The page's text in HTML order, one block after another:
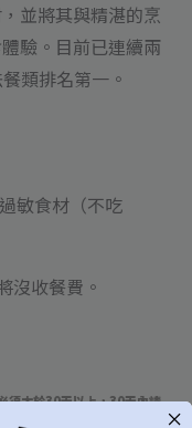
並將其與精湛的烹
驗。目前已連續兩
類排名第一。
敏食材（不吃
沒收餐費 。
須大於30天以上，30天內請